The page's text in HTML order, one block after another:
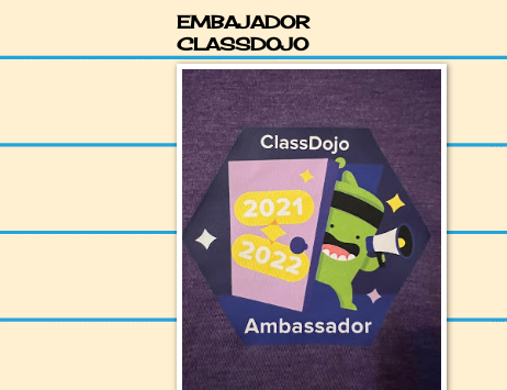
EMBAJADOR
CLASSDOJO